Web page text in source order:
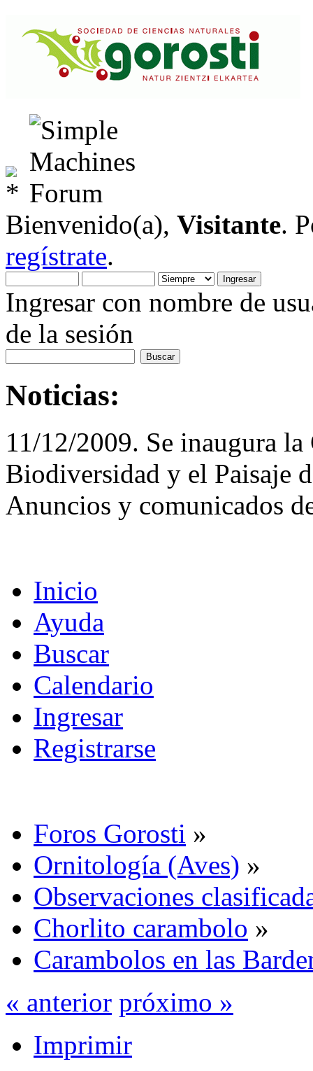
Bienvenido(a), Visitante.
regístrate.
Ingresar con nombre de
de la sesión
Noticias:
11/12/2009. Se inaugura
Biodiversidad y el Paisaje
Anuncios y comunicados
Inicio
Ayuda
Buscar
Calendario
Ingresar
Registrarse
Foros Gorosti »
Ornitología (Aves) »
Observaciones
Chorlito carambolo »
Carambolos en las
« anterior próximo »
Imprimir